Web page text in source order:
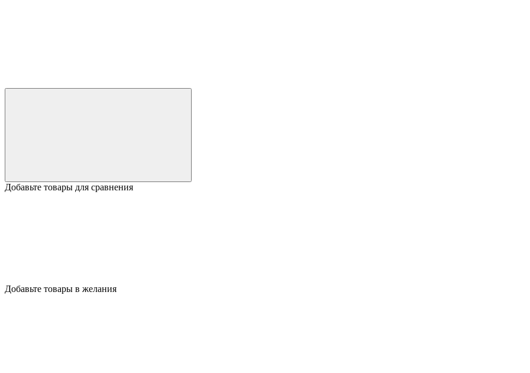
Добавьте товары для сравнения
Добавьте товары в желания